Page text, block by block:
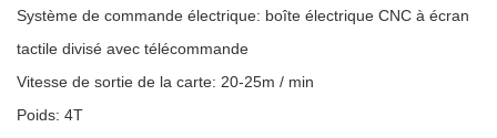
Système de commande électrique: boîte électrique CNC à écran
tactile divisé avec télécommande
Vitesse de sortie de la carte: 20-25m / min
Poids: 4T